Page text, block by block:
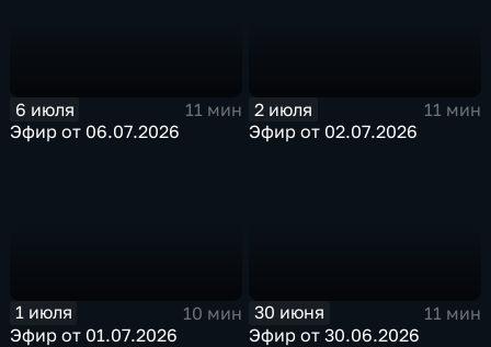
6 июля
11 мин
Эфир от 06.07.2026
2 июля
11 мин
Эфир от 02.07.2026
1 июля
10 мин
Эфир от 01.07.2026
30 июня
11 мин
Эфир от 30.06.2026